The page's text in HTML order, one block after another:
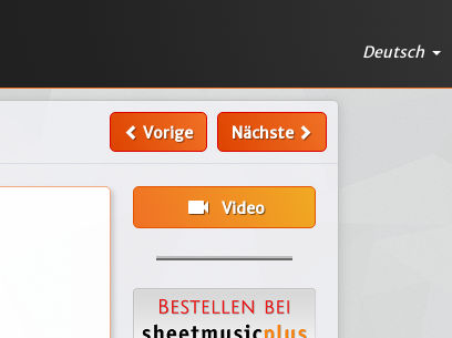
Deutsch
Vorige Nächste
videocam Video